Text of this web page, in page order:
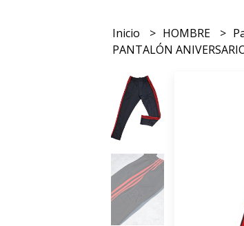
Inicio HOMBRE
PANTALÓN